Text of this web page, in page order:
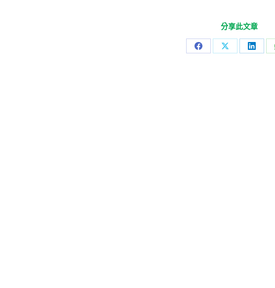
分享此文章
Share
Share
Share